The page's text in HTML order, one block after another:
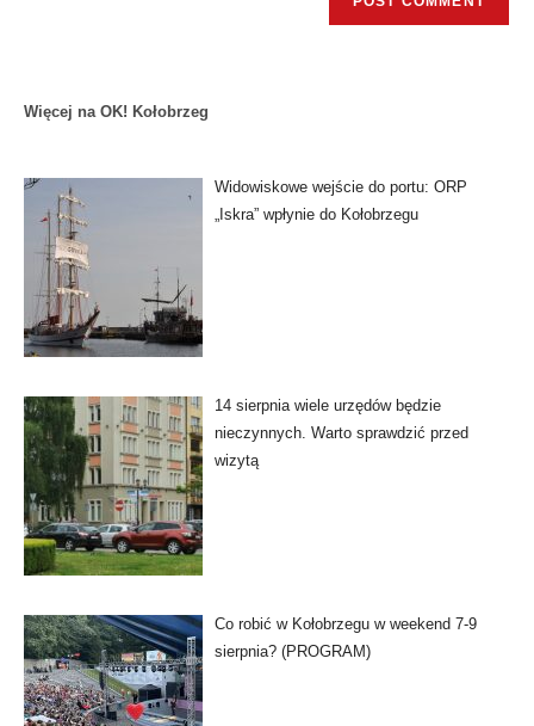
Więcej na OK! Kołobrzeg
Widowiskowe wejście do portu: ORP
„Iskra” wpłynie do Kołobrzegu
14 sierpnia wiele urzędów będzie
nieczynnych. Warto sprawdzić przed
wizytą
Co robić w Kołobrzegu w weekend 7-9
sierpnia? (PROGRAM)